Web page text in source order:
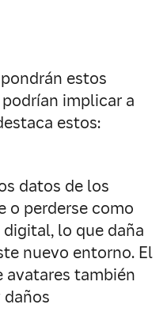
estos
implicar a
estos:
datos de los
o perderse como
lo que daña
nuevo entorno. El
avatares también
daños